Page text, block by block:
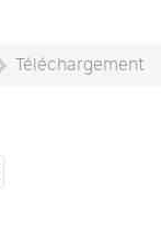
Téléchargement